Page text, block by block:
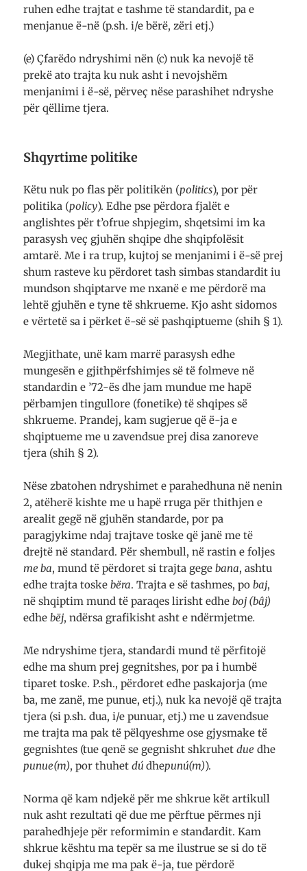
ruhen edhe trajtat e tashme të standardit, pa e
menjanue ë-në (p.sh. i/e bërë, zëri etj.)
(e) Çfarëdo ndryshimi nën (c) nuk ka nevojë të
prekë ato trajta ku nuk asht i nevojshëm
menjanimi i ë-së, përveç nëse parashihet ndryshe
për qëllime tjera.
Shqyrtime politike
Këtu nuk po flas për politikën (politics), por për
politika (policy). Edhe pse përdora fjalët e
anglishtes për t’ofrue shpjegim, shqetsimi im ka
parasysh veç gjuhën shqipe dhe shqipfolësit
amtarë. Me i ra trup, kujtoj se menjanimi i ë-së prej
shum rasteve ku përdoret tash simbas standardit iu
mundson shqiptarve me nxanë e me përdorë ma
lehtë gjuhën e tyne të shkrueme. Kjo asht sidomos
e vërtetë sa i përket ë-së së pashqiptueme (shih § 1).
Megjithate, unë kam marrë parasysh edhe
mungesën e gjithpërfshimjes së të folmeve në
standardin e ’72-ës dhe jam mundue me hapë
përbamjen tingullore (fonetike) të shqipes së
shkrueme. Prandej, kam sugjerue që ë-ja e
shqiptueme me u zavendsue prej disa zanoreve
tjera (shih § 2).
Nëse zbatohen ndryshimet e parahedhuna në nenin
2, atëherë kishte me u hapë rruga për thithjen e
arealit gegë në gjuhën standarde, por pa
paragjykime ndaj trajtave toske që janë me të
drejtë në standard. Për shembull, në rastin e foljes
me ba, mund të përdoret si trajta gegebana, ashtu
edhe trajta toskebëra. Trajta e së tashmes, pobaj,
në shqiptim mund të paraqes lirisht edheboj (bâj)
edhebëj, ndërsa grafikisht asht e ndërmjetme.
Me ndryshime tjera, standardi mund të përfitojë
edhe ma shum prej gegnitshes, por pa i humbë
tiparet toske. P.sh., përdoret edhe paskajorja (me
ba, me zanë, me punue, etj.), nuk ka nevojë që trajta
tjera (si p.sh. dua, i/e punuar, etj.) me u zavendsue
me trajta ma pak të pëlqyeshme ose gjysmake të
gegnishtes (tue qenë se gegnisht shkruhetdue dhe
punue(m), por thuhetdúdhepunú(m)).
Norma që kam ndjekë për me shkrue kët artikull
nuk asht rezultati që due me përftue përmes nji
parahedhjeje për reformimin e standardit. Kam
shkrue kështu ma tepër sa me ilustrue se si do të
dukej shqipja me ma pak ë-ja, tue përdorë